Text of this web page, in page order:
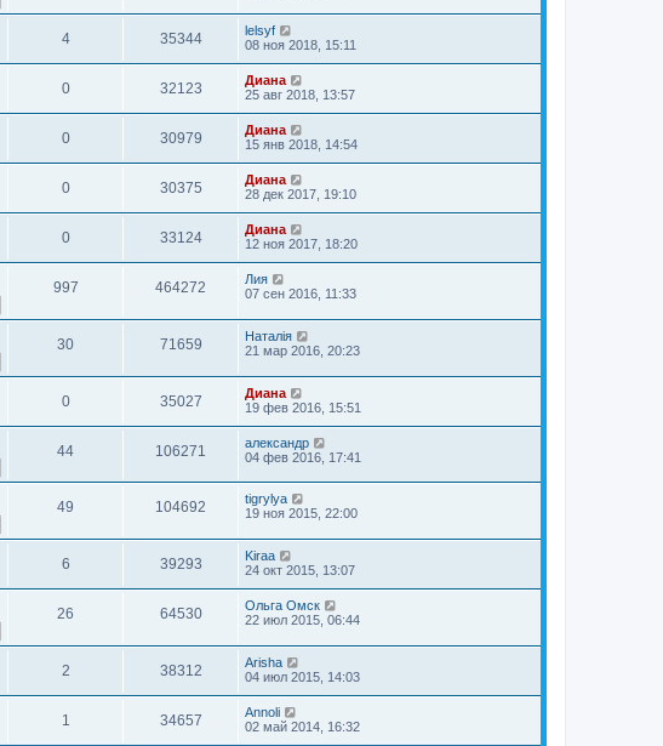
4 35344
lelsyf
08 ноя 2018, 15:11
0 32123
Диана
25 авг 2018, 13:57
0 30979
Диана
15 янв 2018, 14:54
0 30375
Диана
28 дек 2017, 19:10
0 33124
Диана
12 ноя 2017, 18:20
997 464272
Лия
07 сен 2016, 11:33
30 71659
Наталія
21 мар 2016, 20:23
0 35027
Диана
19 фев 2016, 15:51
44 106271
александр
04 фев 2016, 17:41
49 104692
tigrylya
19 ноя 2015, 22:00
6 39293
Kiraa
24 окт 2015, 13:07
26 64530
Ольга Омск
22 июл 2015, 06:44
2 38312
Arisha
04 июл 2015, 14:03
1 34657
Annoli
02 май 2014, 16:32